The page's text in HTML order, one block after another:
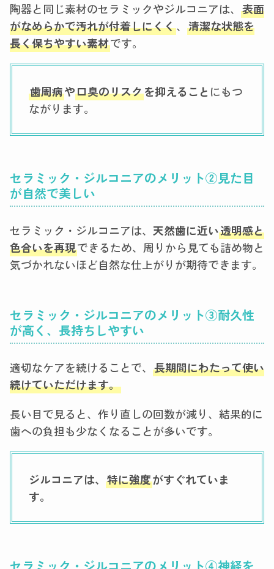
陶器と同じ素材のセラミックやジルコニアは、 表面
がなめらかで汚れが付着しにくく、 清潔な状態を
長く保ちやすい素材です。
歯周病や口臭のリスクを抑えること にもつ
ながります。
セラミック・ジルコニアのメリット②見た目
が自然で美しい
セラミック・ジルコニアは、 天然歯に近い透明感と
色合いを再現できるため、周りから見ても詰め物と
気づかれないほど自然な仕上がりが期待できます。
セラミック・ジルコニアのメリット③耐久性
が高く、長持ちしやすい
適切なケアを続けることで、 長期間にわたって使い
続けていただけます。
長い目で見ると、作り直しの回数が減り、結果的に
歯への負担も少なくなることが多いです。
ジルコニアは、 特に強度がすぐれていま
す。
セラミック・ジルコニアのメリット④神経を